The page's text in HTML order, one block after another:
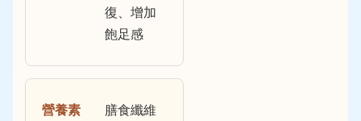
復、增加
飽足感
膳食纖維